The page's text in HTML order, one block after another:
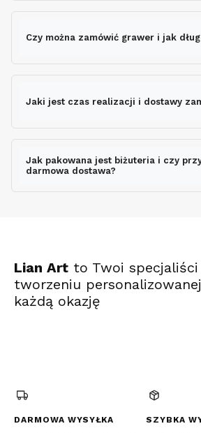
Czy można zamówić grawer i jak
wysyłki
Jaki jest czas realizacji i dostawy
Jak pakowana jest biżuteria i czy
darmowa dostawa?
Lian Art to Twoi
tworzeniu
każdą okazję
karcie)
nowej
DARMOWA WYSYŁKA
SZYBKA